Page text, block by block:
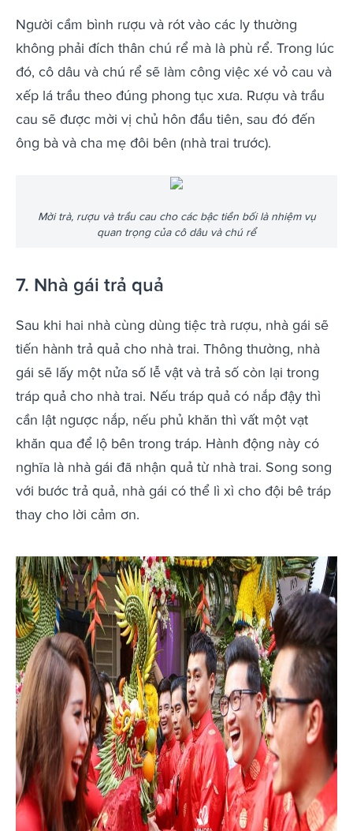
Người cầm bình rượu và rót vào các ly thường
không phải đích thân chú rể mà là phù rể. Trong lúc
đó, cô dâu và chú rể sẽ làm công việc xé vỏ cau và
xếp lá trầu theo đúng phong tục xưa. Rượu và trầu
cau sẽ được mời vị chủ hôn đầu tiên, sau đó đến
ông bà và cha mẹ đôi bên (nhà trai trước).
Mời trà, rượu và trầu cau cho các bậc tiền bối là nhiệm vụ
quan trọng của cô dâu và chú rể
7. Nhà gái trả quả
Sau khi hai nhà cùng dùng tiệc trà rượu, nhà gái sẽ
tiến hành trả quả cho nhà trai. Thông thường, nhà
gái sẽ lấy một nửa số lễ vật và trả số còn lại trong
tráp quả cho nhà trai. Nếu tráp quả có nắp đậy thì
cần lật ngược nắp, nếu phủ khăn thì vất một vạt
khăn qua để lộ bên trong tráp. Hành động này có
nghĩa là nhà gái đã nhận quả từ nhà trai. Song song
với bước trả quả, nhà gái có thể lì xì cho đội bê tráp
thay cho lời cảm ơn.